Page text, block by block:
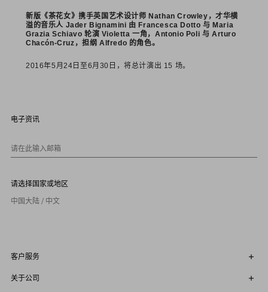
新版《茶花女》携手英国艺术设计师 Nathan Crowley，才华横
溢的音乐人 Jader Bignamini 由 Francesca Dotto 与 Maria
Grazia Schiavo 轮演 Violetta 一角，Antonio Poli 与 Arturo
Chacón-Cruz，担纲 Alfredo 的角色。
2016年5月24日至6月30日，将总计演出 15 场。
电子资讯
请在此输入邮箱
请选择国家或地区
中国大陆 / 中文
客户服务
关于公司